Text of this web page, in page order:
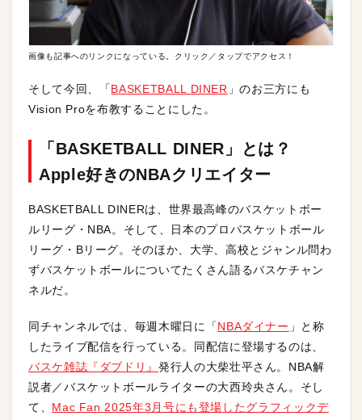
画像も記事へのリンクになっている。クリック／タップでアクセス！
そして今回、「BASKETBALL DINER 」のお三方にも
Vision Proを布教することにした。
「BASKETBALL DINER」とは？
Apple好きのNBAクリエイター
BASKETBALL DINERは、世界最高峰のバスケットボー
ルリーグ・NBA。そして、日本のプロバスケットボール
リーグ・Bリーグ。そのほか、大学、高校とジャンル問わ
ずバスケットボールについてたくさん語るバスケチャン
ネルだ。
同チャンネルでは、毎週木曜日に「NBAダイナー 」と称
したライブ配信を行っている。同配信に登場するのは、
バスケ雑誌『ダブドリ』発行人の大柴壮平さん。NBA解
説者／バスケットボールライターの大西玲央さん。そし
て、 Mac Fan 2025年3月号にも登場したグラフィックデ